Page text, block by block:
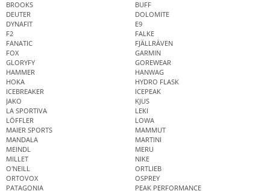
BROOKS
BUFF
DEUTER
DOLOMITE
DYNAFIT
E9
F2
FALKE
FANATIC
FJÄLLRÄVEN
FOX
GARMIN
GLORYFY
GOREWEAR
HAMMER
HANWAG
HOKA
HYDRO FLASK
ICEBREAKER
ICEPEAK
JAKO
KJUS
LA SPORTIVA
LEKI
LÖFFLER
LOWA
MAIER SPORTS
MAMMUT
MANDALA
MARTINI
MEINDL
MERU
MILLET
NIKE
O'NEILL
ORTLIEB
ORTOVOX
OSPREY
PATAGONIA
PEAK PERFORMANCE